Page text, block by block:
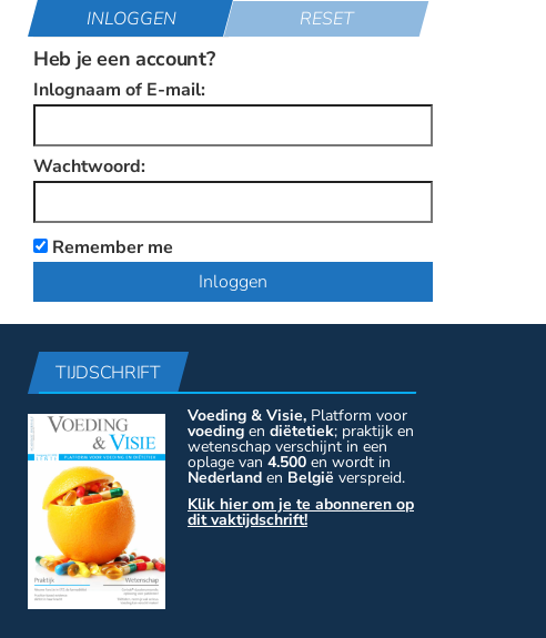
INLOGGEN RESET
Heb je een account?
Inlognaam of E-mail:
Wachtwoord:
Remember me
TIJDSCHRIFT
Voeding & Visie, Platform voor
voeding en diëtetiek; praktijk en
wetenschap verschijnt in een
oplage van 4.500 en wordt in
Nederland en België verspreid.
Klik hier om je te abonneren op
dit vaktijdschrift!